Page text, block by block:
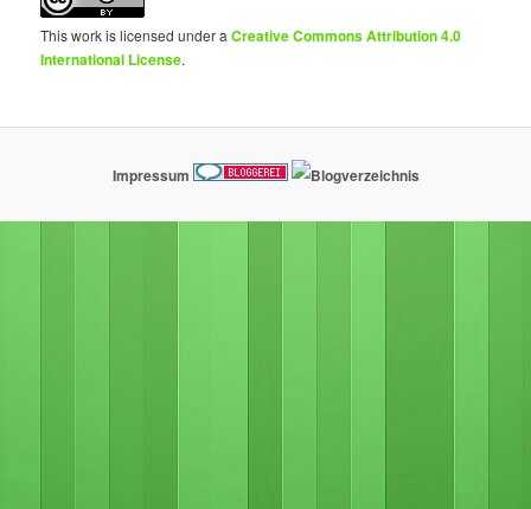
This work is licensed under aCreative Commons Attribution 4.0
International License.
Impressum